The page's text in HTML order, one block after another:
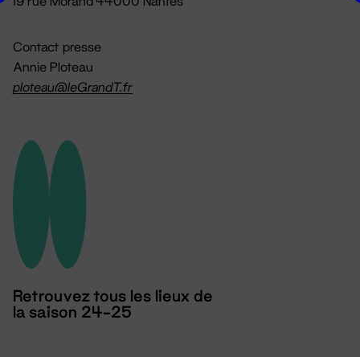
Contact presse
Annie Ploteau
ploteau@leGrandT.fr
Retrouvez tous les lieux de
la saison 24-25